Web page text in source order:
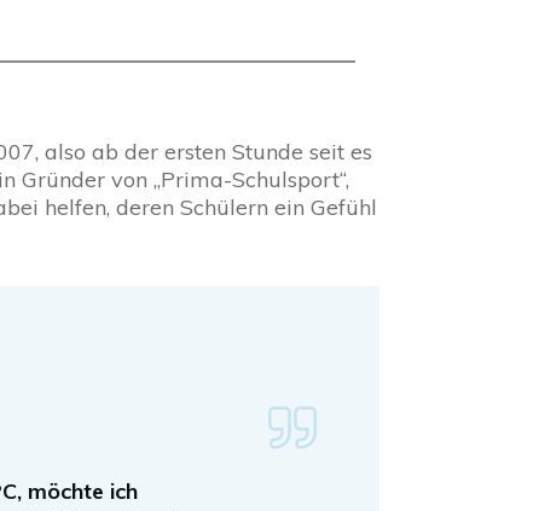
also ab der ersten Stunde seit es
von „Prima-Schulsport“,
helfen, deren Schülern ein Gefühl
möchte ich